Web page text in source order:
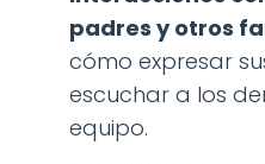
padres y otros
cómo expresar
escuchar a los
equipo.